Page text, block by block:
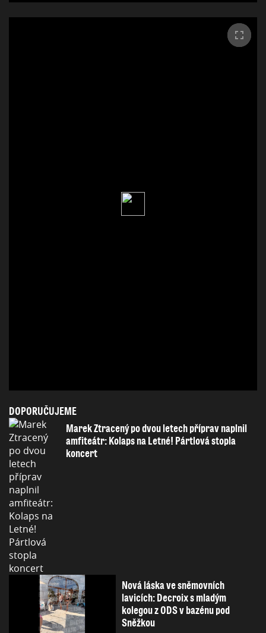
DOPORUČUJEME
Marek Ztracený po dvou letech příprav naplnil
amfiteátr: Kolaps na Letné! Pártlová stopla
koncert
Nová láska ve sněmovních
lavicích: Decroix s mladým
kolegou z ODS v bazénu pod
Sněžkou